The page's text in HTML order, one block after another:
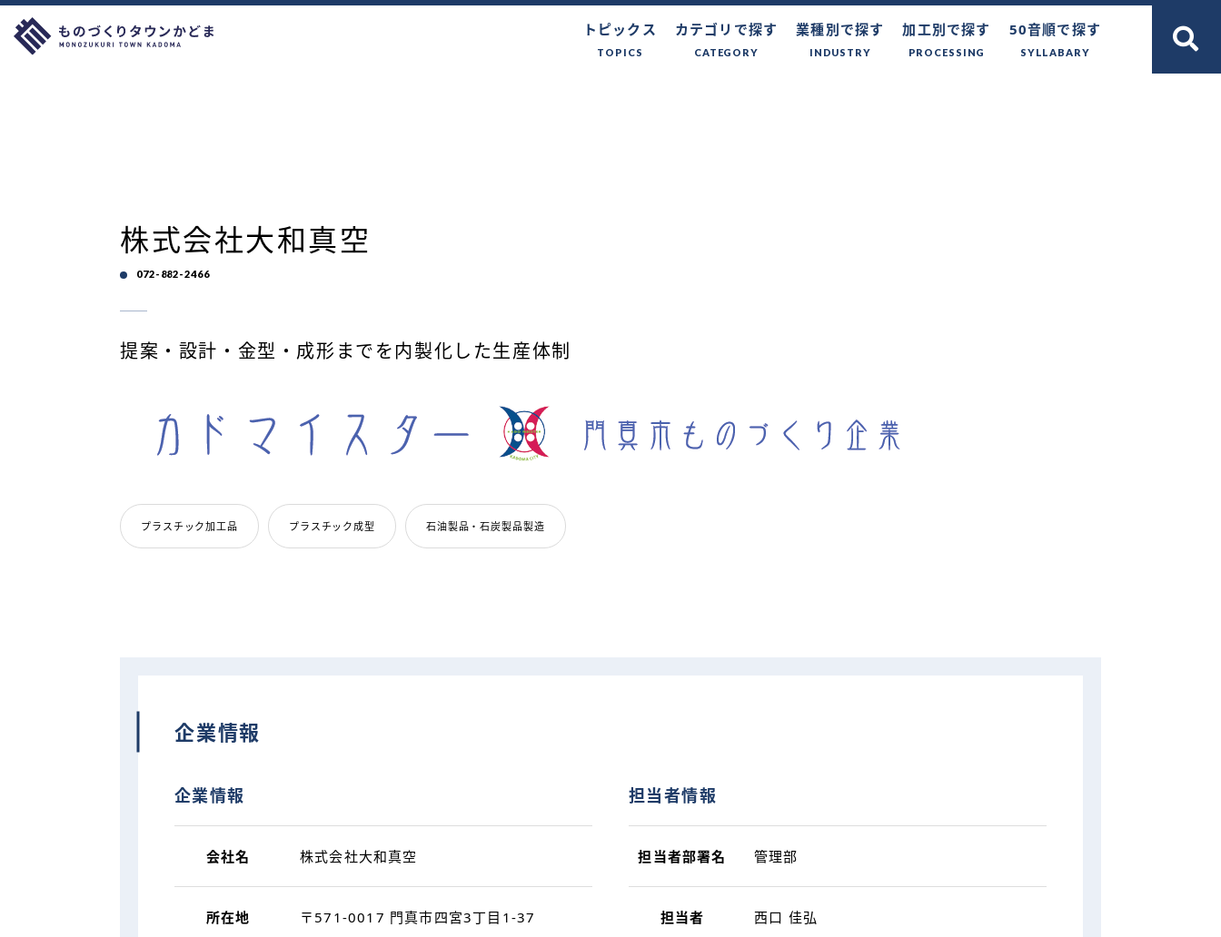
トピックス
TOPICS
カテゴリで探す
CATEGORY
業種別で探す
INDUSTRY
加工別で探す
PROCESSING
50音順で探す
SYLLABARY
株式会社大和真空
072-882-2466
提案・設計・金型・成形までを内製化した生産体制
プラスチック加工品 プラスチック成型 石油製品・石炭製品製造
企業情報
企業情報
会社名 株式会社大和真空
所在地 〒571-0017 門真市四宮3丁目1-37
担当者情報
担当者部署名 管理部
担当者 西口 佳弘